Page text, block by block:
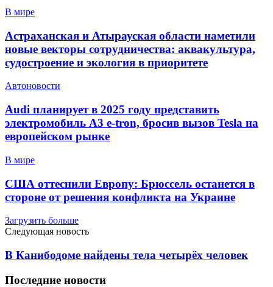
В мире
Астраханская и Атырауская области наметили
новые векторы сотрудничества: аквакультура,
судостроение и экология в приоритете
Автоновости
Audi планирует в 2025 году представить
электромобиль A3 e-tron, бросив вызов Tesla на
европейском рынке
В мире
США оттеснили Европу: Брюссель останется в
стороне от решения конфликта на Украине
Загрузить больше
Следующая новость
В Канибодоме найдены тела четырёх человек
Последние новости